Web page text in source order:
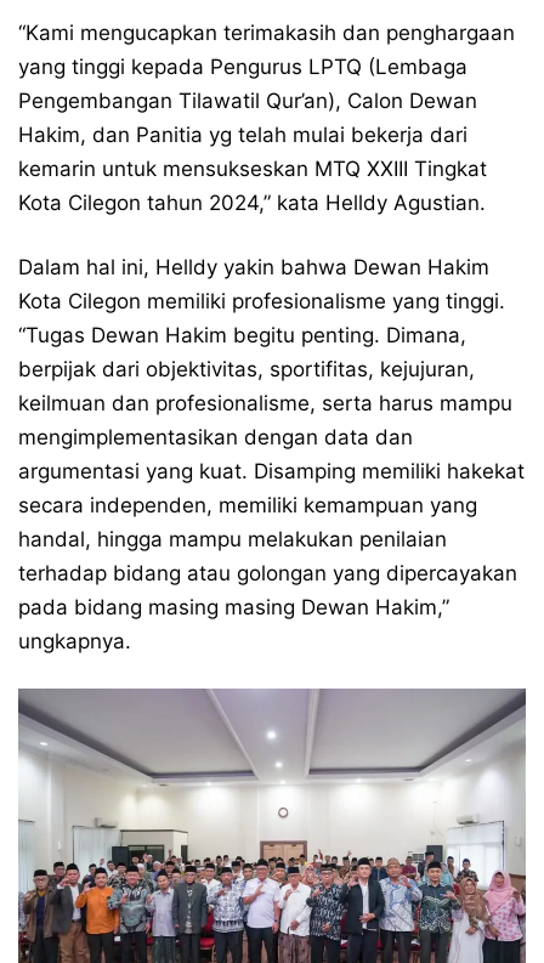
“Kami mengucapkan terimakasih dan penghargaan
yang tinggi kepada Pengurus LPTQ (Lembaga
Pengembangan Tilawatil Qur’an), Calon Dewan
Hakim, dan Panitia yg telah mulai bekerja dari
kemarin untuk mensukseskan MTQ XXIII Tingkat
Kota Cilegon tahun 2024,” kata Helldy Agustian.
Dalam hal ini, Helldy yakin bahwa Dewan Hakim
Kota Cilegon memiliki profesionalisme yang tinggi.
“Tugas Dewan Hakim begitu penting. Dimana,
berpijak dari objektivitas, sportifitas, kejujuran,
keilmuan dan profesionalisme, serta harus mampu
mengimplementasikan dengan data dan
argumentasi yang kuat. Disamping memiliki hakekat
secara independen, memiliki kemampuan yang
handal, hingga mampu melakukan penilaian
terhadap bidang atau golongan yang dipercayakan
pada bidang masing masing Dewan Hakim,”
ungkapnya.